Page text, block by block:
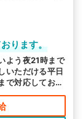
ら探す
ります。
よう夜21時まで
いただける平日
で対応しており